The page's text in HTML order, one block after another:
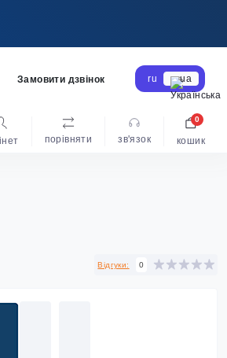
Замовити дзвінок ru ua
порівняти зв'язок кошик
0
Відгуки: 0